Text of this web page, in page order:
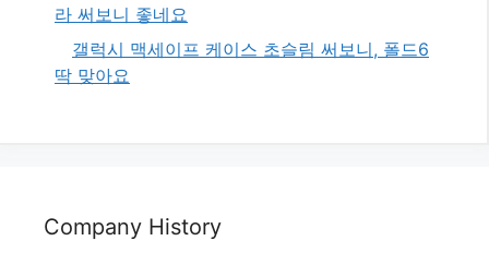
라 써보니 좋네요
갤럭시 맥세이프 케이스 초슬림 써보니, 폴드6
딱 맞아요
Company History